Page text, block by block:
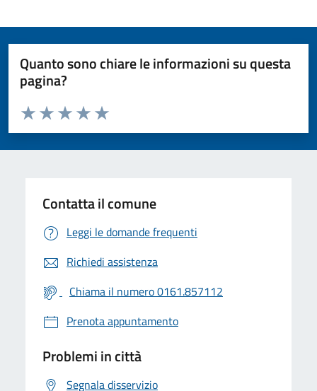
Quanto sono chiare le informazioni su questa
pagina?
Valuta da 1 a 5 stelle la pagina
Valuta 5 stelle su 5
Valuta 4 stelle su 5
Valuta 3 stelle su 5
Valuta 2 stelle su 5
Valuta 1 stelle su 5
Contatta il comune
Leggi le domande frequenti
Richiedi assistenza
Chiama il numero 0161.857112
Prenota appuntamento
Problemi in città
Segnala disservizio